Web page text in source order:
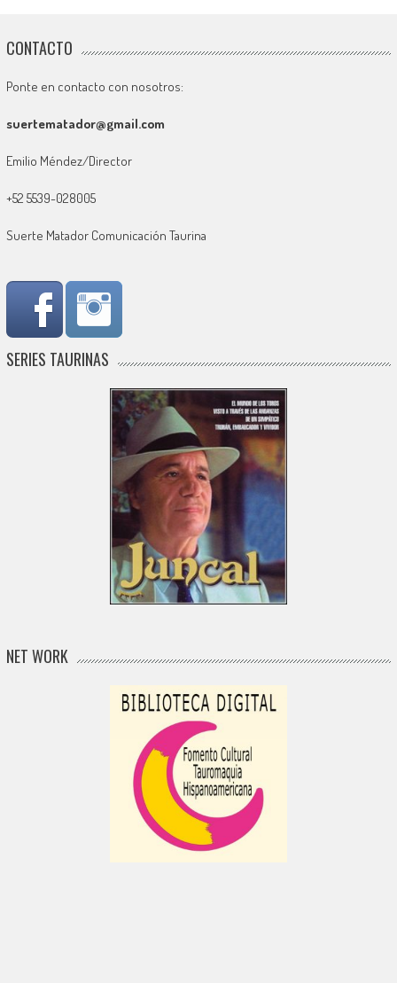
CONTACTO
Ponte en contacto con nosotros:
suertematador@gmail.com
Emilio Méndez/Director
+52 5539-028005
Suerte Matador Comunicación Taurina
SERIES TAURINAS
NET WORK